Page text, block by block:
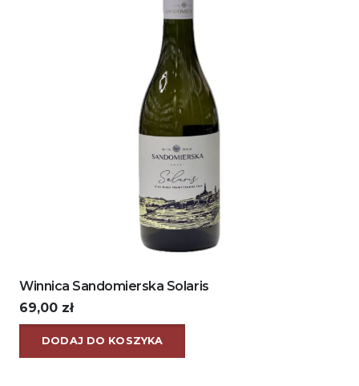
Winnica Sandomierska Solaris
69,00 zł
DODAJ DO KOSZYKA